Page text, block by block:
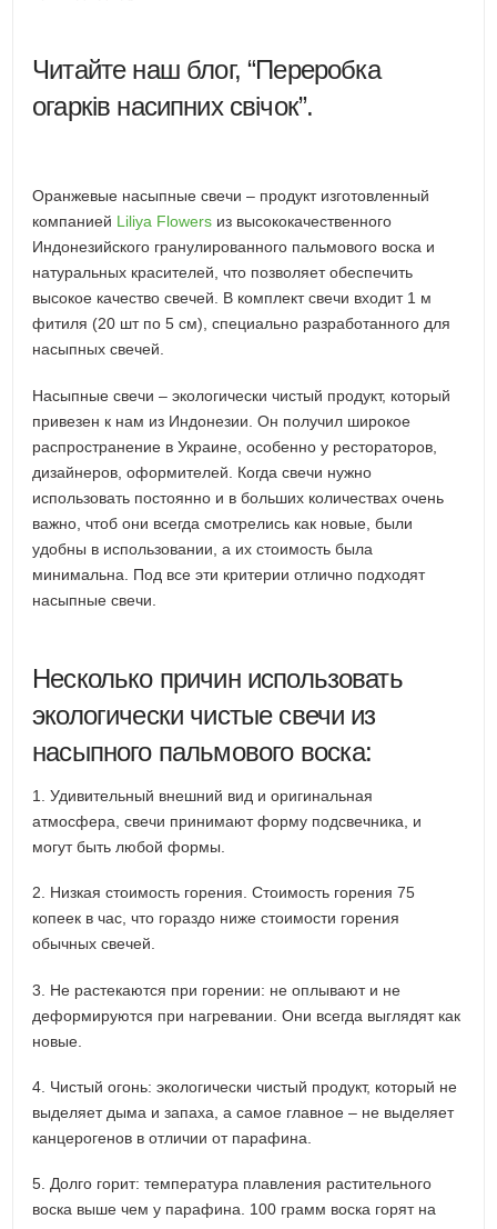
Читайте наш блог, “Переробка
огарків насипних свічок”.
Оранжевые насыпные свечи – продукт изготовленный
компанией Liliya Flowers из высококачественного
Индонезийского гранулированного пальмового воска и
натуральных красителей, что позволяет обеспечить
высокое качество свечей. В комплект свечи входит 1 м
фитиля (20 шт по 5 см), специально разработанного для
насыпных свечей.
Насыпные свечи – экологически чистый продукт, который
привезен к нам из Индонезии. Он получил широкое
распространение в Украине, особенно у рестораторов,
дизайнеров, оформителей. Когда свечи нужно
использовать постоянно и в больших количествах очень
важно, чтоб они всегда смотрелись как новые, были
удобны в использовании, а их стоимость была
минимальна. Под все эти критерии отлично подходят
насыпные свечи.
Несколько причин использовать
экологически чистые свечи из
насыпного пальмового воска:
1. Удивительный внешний вид и оригинальная
атмосфера, свечи принимают форму подсвечника, и
могут быть любой формы.
2. Низкая стоимость горения. Стоимость горения 75
копеек в час, что гораздо ниже стоимости горения
обычных свечей.
3. Не растекаются при горении: не оплывают и не
деформируются при нагревании. Они всегда выглядят как
новые.
4. Чистый огонь: экологически чистый продукт, который не
выделяет дыма и запаха, а самое главное – не выделяет
канцерогенов в отличии от парафина.
5. Долго горит: температура плавления растительного
воска выше чем у парафина. 100 грамм воска горят на